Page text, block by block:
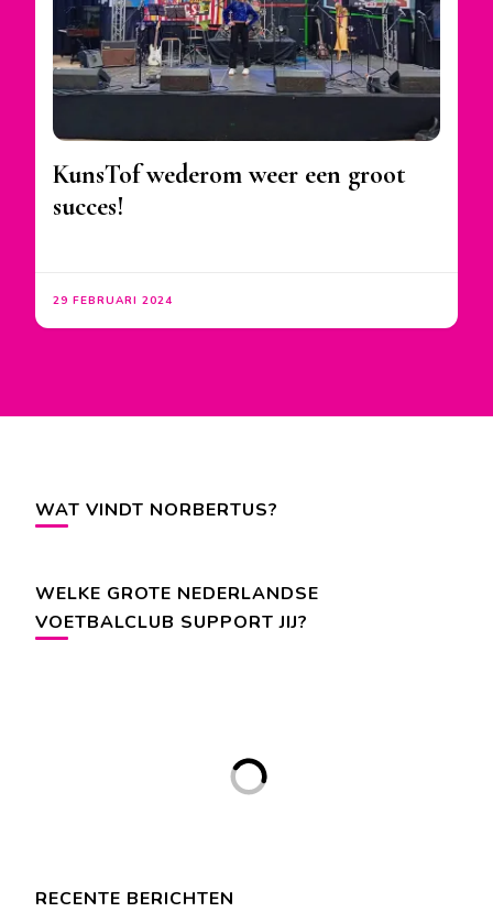
KunsTof wederom weer een groot
succes!
29 FEBRUARI 2024
WAT VINDT NORBERTUS?
WELKE GROTE NEDERLANDSE
VOETBALCLUB SUPPORT JIJ?
RECENTE BERICHTEN